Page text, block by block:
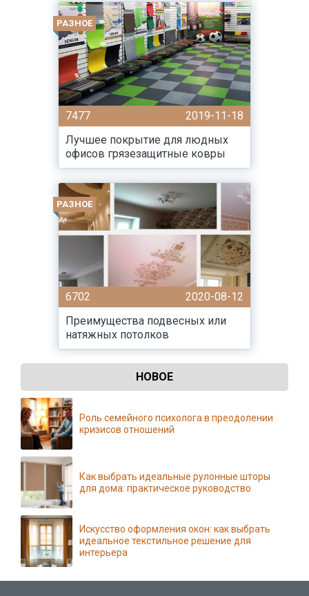
РАЗНОЕ
7477
2019-11-18
Лучшее покрытие для людных
офисов грязезащитные ковры
РАЗНОЕ
6702
2020-08-12
Преимущества подвесных или
натяжных потолков
НОВОЕ
Роль семейного психолога в преодолении
кризисов отношений
Как выбрать идеальные рулонные шторы
для дома: практическое руководство
Искусство оформления окон: как выбрать
идеальное текстильное решение для
интерьера